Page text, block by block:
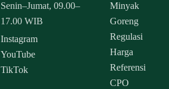
Senin–Jumat, 09.00–
17.00 WIB
Instagram
YouTube
TikTok
Minyak
Goreng
Regulasi
Harga
Referensi
CPO